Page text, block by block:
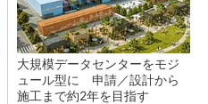
大規模データセンターをモジ
ュール型に 申請／設計から
施工まで約2年を目指す